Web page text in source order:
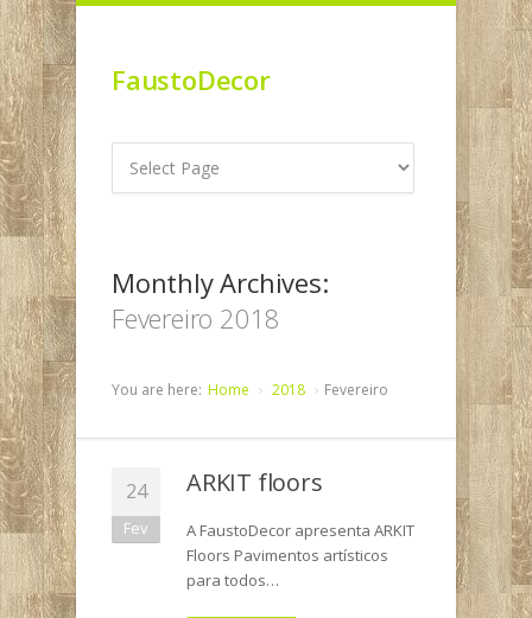
FaustoDecor
Monthly Archives:
Fevereiro 2018
You are here: Home 2018 Fevereiro
24
Fev
ARKIT floors
A FaustoDecor apresenta ARKIT
Floors Pavimentos artísticos
para todos…